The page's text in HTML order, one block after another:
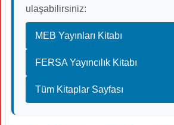
ulaşabilirsiniz:
MEB Yayınları Kitabı
FERSA Yayıncılık Kitabı
Tüm Kitaplar Sayfası